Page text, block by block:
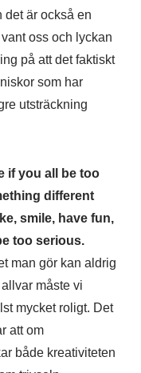
det är också en
oss och lyckan
på att det faktiskt
som har
utsträckning
if you all be too
different
smile, have fun,
too serious.
man gör kan aldrig
måste vi
mycket roligt. Det
att om
både kreativiteten